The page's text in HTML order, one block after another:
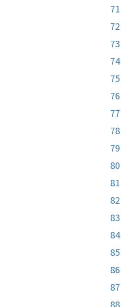
71
72
73
74
75
76
77
78
79
80
81
82
83
84
85
86
87
88